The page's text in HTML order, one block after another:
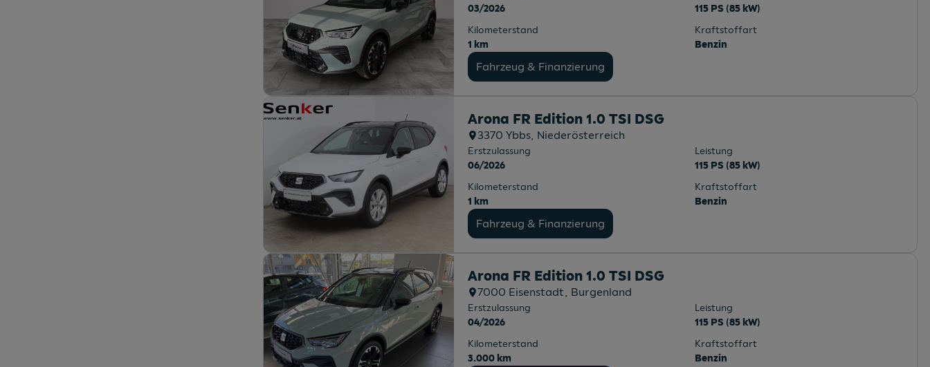
03/2026
115 PS (85 kW)
Kilometerstand
1 km
Kraftstoffart
Benzin
Fahrzeug & Finanzierung
Arona FR Edition 1.0 TSI DSG
3370 Ybbs, Niederösterreich
Erstzulassung
06/2026
Leistung
115 PS (85 kW)
Kilometerstand
1 km
Kraftstoffart
Benzin
Fahrzeug & Finanzierung
Arona FR Edition 1.0 TSI DSG
7000 Eisenstadt, Burgenland
Erstzulassung
04/2026
Leistung
115 PS (85 kW)
Kilometerstand
3.000 km
Kraftstoffart
Benzin